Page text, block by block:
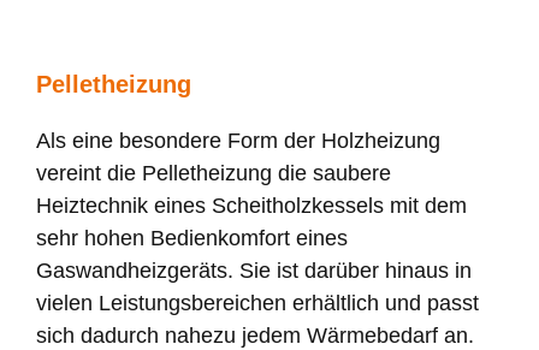
Pelletheizung
Als eine besondere Form der Holzheizung
vereint die Pelletheizung die saubere
Heiztechnik eines Scheitholzkessels mit dem
sehr hohen Bedienkomfort eines
Gaswandheizgeräts. Sie ist darüber hinaus in
vielen Leistungsbereichen erhältlich und passt
sich dadurch nahezu jedem Wärmebedarf an.